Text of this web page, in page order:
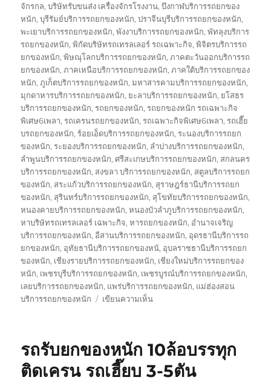
จักรกล,บริษัทรับขนส่ง เครื่องจักรโรงงาน,บึงกาฬบริการรถยกของ
หนัก,บุรีรัมย์บริการรถยกของหนัก,ปราจีนบุรีบริการรถยกของหนัก,
พะเยาบริการรถยกของหนัก,พังงาบริการรถยกของหนัก,พัทลุงบริการ
รถยกของหนัก,พิกัดบริษัทรถเทรลเลอร์ รถเฉพาะกิจ,พิจิตรบริการรถ
ยกของหนัก,พิษณุโลกบริการรถยกของหนัก,ภาคตะวันออกบริการรถ
ยกของหนัก,ภาคเหนือบริการรถยกของหนัก,ภาคใต้บริการรถยกของ
หนัก,ภูเก็ตบริการรถยกของหนัก,มหาสารคามบริการรถยกของหนัก,
มุกดาหารบริการรถยกของหนัก, ยะลาบริการรถยกของหนัก, ยโสธร
บริการรถยกของหนัก,รถยกของหนัก,รถยกของหนัก รถเฉพาะกิจ
พิเศษ6เพลา,รถเครนรถยกของหนัก,รถเฉพาะกิจพิเศษ6เพลา,รถเฮี๊ย
บรถยกของหนัก,ร้อยเอ็ดบริการรถยกของหนัก,ระนองบริการรถยก
ของหนัก,ระยองบริการรถยกของหนัก, ลำปางบริการรถยกของหนัก,
ลำพูนบริการรถยกของหนัก,ศรีสะเกษบริการรถยกของหนัก, สกลนคร
บริการรถยกของหนัก, สงขลา บริการรถยกของหนัก, สตูลบริการรถยก
ของหนัก, สระแก้วบริการรถยกของหนัก, สุราษฎร์ธานีบริการรถยก
ของหนัก, สุรินทร์บริการรถยกของหนัก, สุโขทัยบริการรถยกของหนัก,
หนองคายบริการรถยกของหนัก,หนองบัวลำภูบริการรถยกของหนัก,
หาบริษัทรถเทรลเลอร์ เฉพาะกิจ,หารถยกของหนัก, อำนาจเจริญ
บริการรถยกของหนัก, อีสานบริการรถยกของหนัก, อุดรธานีบริการรถ
ยกของหนัก, อุทัยธานีบริการรถยกของหนั, อุบลราชธานีบริการรถยก
ของหนัก, เชียงรายบริการรถยกของหนัก, เชียงใหม่บริการรถยกของ
หนัก, เพชรบุรีบริการรถยกของหนัก, เพชรบูรณ์บริการรถยกของหนัก,
เลยบริการรถยกของหนัก, แพร่บริการรถยกของหนัก, แม่ฮ่องสอน
บริการรถยกของหนัก
เขียนความเห็นบน
เลอ
รถ
รถรับยกของหนัก 10ล้อบรรทุก
ติดเครน รถเฮี๊ยบ 3-5ตัน